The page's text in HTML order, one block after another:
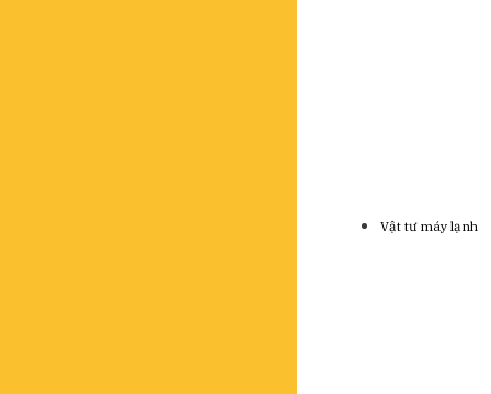
Vật tư máy lạnh